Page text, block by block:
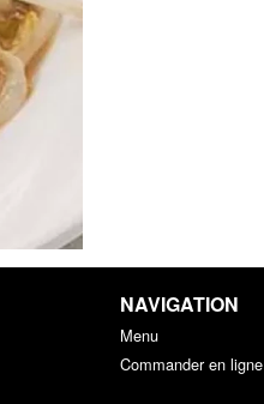
NAVIGATION
Menu
Commander en ligne